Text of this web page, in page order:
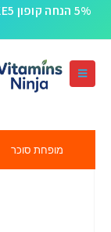
מופחת סוכר